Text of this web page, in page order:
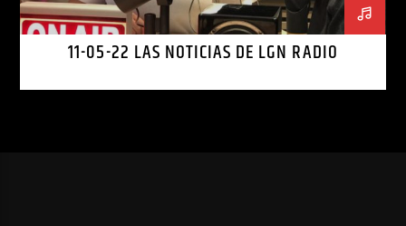
11-05-22 LAS NOTICIAS DE LGN RADIO